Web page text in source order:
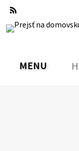
Preskočiť
obsah
RSS MapaTlačiť
PREPNÚŤ
MENU